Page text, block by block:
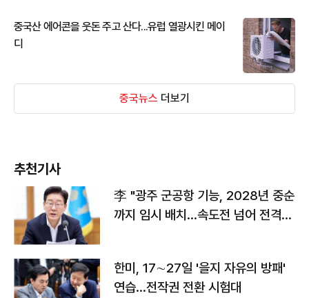
중국산 에어콘을 웃돈 주고 산다...유럽 열광시킨 메이
디
중국뉴스 더보기
추천기사
李 "광주 군공항 기능, 2028년 중순
까지 임시 배치…속도전 넘어 전격
한미, 17∼27일 '을지 자유의 방패'
연습…전작권 전환 시험대